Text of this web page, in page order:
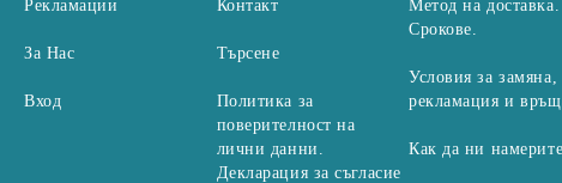
Рекламации
За Нас
Вход
Контакт
Търсене
Политика за
поверителност на
лични данни.
Декларация за съгласие
Метод на доставка.
Срокове.
Условия за замяна,
рекламация и
Как да ни намерите